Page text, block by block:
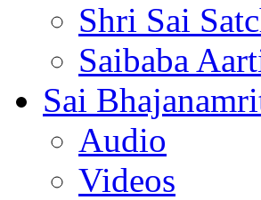
Shri Sai
Saibaba
Sai
Audio
Videos